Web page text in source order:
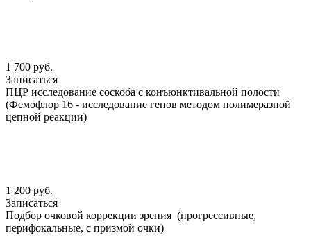
1 700 руб.
Записаться
ПЦР исследование соскоба с конъюнктивальной полости
(Фемофлор 16 - исследование генов методом полимеразной
цепной реакции)
1 200 руб.
Записаться
Подбор очковой коррекции зрения (прогрессивные,
перифокальные, с призмой очки)